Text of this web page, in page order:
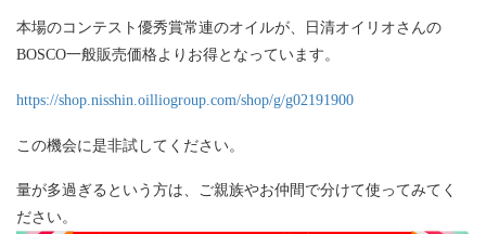
本場のコンテスト優秀賞常連のオイルが、日清オイリオさんの
BOSCO一般販売価格よりお得となっています。
https://shop.nisshin.oilliogroup.com/shop/g/g02191900
この機会に是非試してください。
量が多過ぎるという方は、ご親族やお仲間で分けて使ってみてく
ださい。